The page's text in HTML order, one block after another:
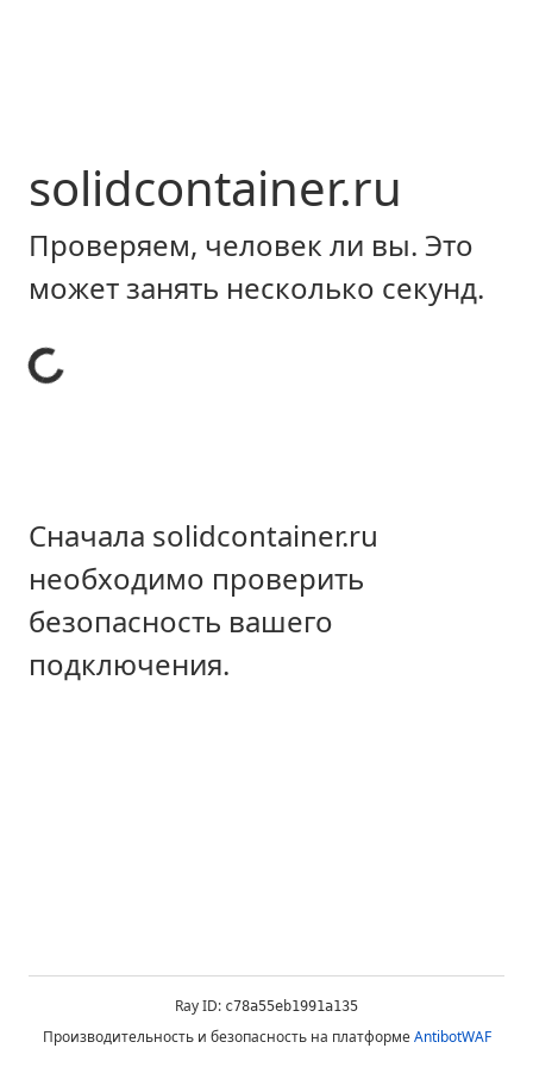
solidcontainer.ru
Проверяем, человек ли вы. Это
может занять несколько секунд.
Сначала solidcontainer.ru
необходимо проверить
безопасность вашего
подключения.
Ray ID: c78a55eb1991a135
Производительность и безопасность на платформе AntibotWAF